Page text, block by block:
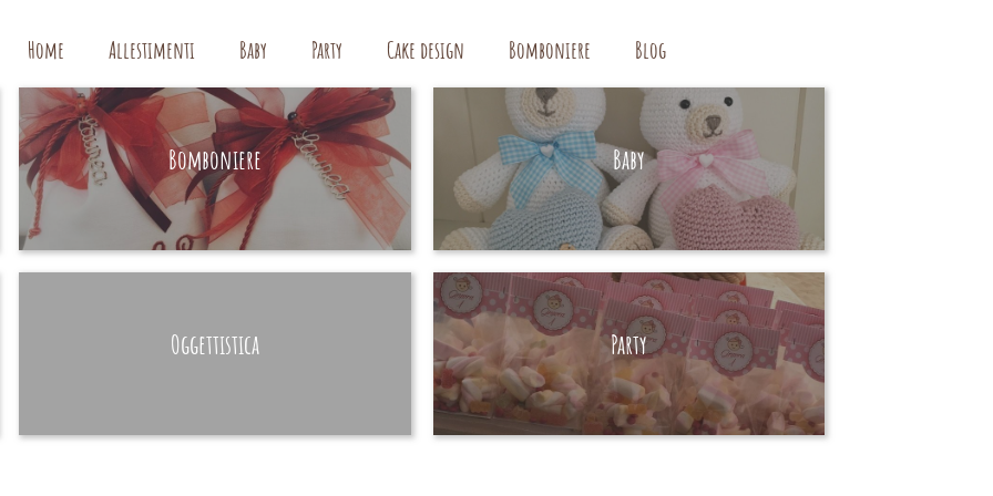
Home Allestimenti Baby Party Cake design Bomboniere Blog
Bomboniere
HAND MADE
Baby
HAND MADE
Oggettistica Party